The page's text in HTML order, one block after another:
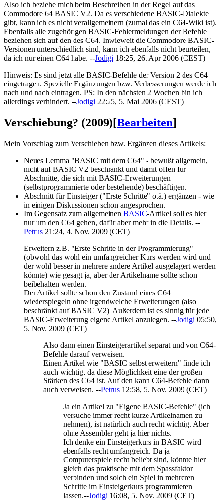
Also ich beziehe mich beim Beschreiben in der Regel auf das
Commodore 64 BASIC V2. Da es verschiedene BASIC-Dialekte
gibt, kann ich es nicht verallgemeinern (zumal das ein C64-Wiki ist).
Ebenfalls alle zugehörigen BASIC-Fehlermeldungen der Befehle
beziehen sich auf den des C64. Inwieweit die Commodore BASIC-
Versionen unterschiedlich sind, kann ich ebenfalls nicht beurteilen,
da ich nur einen C64 habe. --Jodigi 18:25, 26. Apr 2006 (CEST)
Hinweis: Es sind jetzt alle BASIC-Befehle der Version 2 des C64
eingetragen. Spezielle Ergänzungen bzw. Verbesserungen werde ich
nach und nach eintragen. PS: In den nächsten 2 Wochen bin ich
allerdings verhindert. --Jodigi 22:25, 5. Mai 2006 (CEST)
Verschiebung? (2009)[Bearbeiten]
Mein Vorschlag zum Verschieben bzw. Ergänzen dieses Artikels:
Neues Lemma "BASIC mit dem C64" - bewußt allgemein,
nicht auf BASIC V2 beschränkt und damit offen für
Abschnitte, die sich mit BASIC-Erweiterungen
(selbstprogrammierte oder bestehende) beschäftigen.
Abschnitt für Einsteiger ("Erste Schritte" o.ä.) ergänzen - wie
in einigen Diskussionen schon angesprochen.
Im Gegensatz zum allgemeinen BASIC-Artikel soll es hier
nur um den C64 gehen, dafür aber mehr in die Details. --
Petrus 21:24, 4. Nov. 2009 (CET)
Erweitern z.B. "Erste Schritte in der Programmierung"
(obwohl das wohl ein umfangreicher Kurs werden wird und
der wohl besser in mehrere andere Artikel ausgelagert werden
könnte) wie gesagt ja, aber der Artikelname sollte schon
beibehalten werden.
Der Artikel sollte schon den Zustand eines C64
wiederspiegeln ohne irgendwelche Erweiterungen (also
beschränkt auf BASIC V2). Außerdem ist es sinnig für jede
BASIC-Erweiterung eigene Artikel anzulegen. --Jodigi 05:50,
5. Nov. 2009 (CET)
Also dann einen Einsteigerartikel separat und von C64-
Befehle darauf verweisen.
Einen Artikel wie "BASIC selbst erweitern" finde ich
auch wichtig, da diese Möglichkeit eine der großen
Stärken des C64 ist. Auf den kann C64-Befehle dann
auch verweisen. --Petrus 12:58, 5. Nov. 2009 (CET)
Ja ein Artikel zu "Eigene BASIC-Befehle" (ich
versuche immer recht kurze Artikelnamen zu
nehmen), ist natürlich auch recht wichtig. Aber
ohne Assembler geht ja hier nichts.
Ich denke ein Einsteigerkurs in BASIC wird
ebenfalls recht umfangreich. Da ja
Computerspiele recht beliebt sind, könnte hier
gleich das praktische mit dem Spassfaktor
verbinden und solch ein Spiel in mehreren
Schritte im Einsteigerkurs programmieren
lassen.--Jodigi 16:08, 5. Nov. 2009 (CET)